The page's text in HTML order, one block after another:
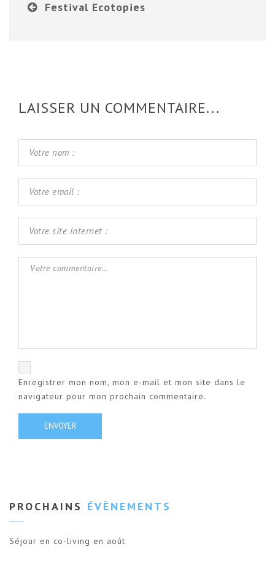
Festival Ecotopies
LAISSER UN COMMENTAIRE...
Enregistrer mon nom, mon e-mail et mon site dans le
navigateur pour mon prochain commentaire.
PROCHAINS ÉVÈNEMENTS
Séjour en co-living en août